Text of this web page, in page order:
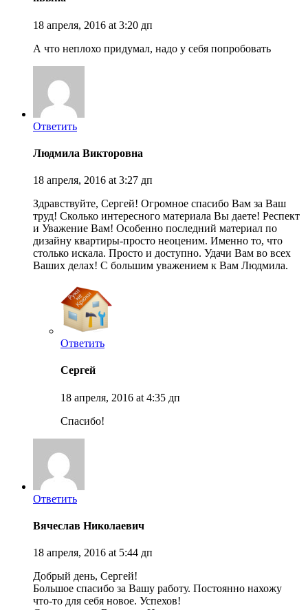
18 апреля, 2016 at 3:20 дп
А что неплохо придумал, надо у себя попробовать
Ответить
Людмила Викторовна
18 апреля, 2016 at 3:27 дп
Здравствуйте, Сергей! Огромное спасибо Вам за Ваш
труд! Сколько интересного материала Вы даете! Респект
и Уважение Вам! Особенно последний материал по
дизайну квартиры-просто неоценим. Именно то, что
столько искала. Просто и доступно. Удачи Вам во всех
Ваших делах! С большим уважением к Вам Людмила.
Ответить
Сергей
18 апреля, 2016 at 4:35 дп
Спасибо!
Ответить
Вячеслав Николаевич
18 апреля, 2016 at 5:44 дп
Добрый день, Сергей!
Большое спасибо за Вашу работу. Постоянно нахожу
что-то для себя новое. Успехов!